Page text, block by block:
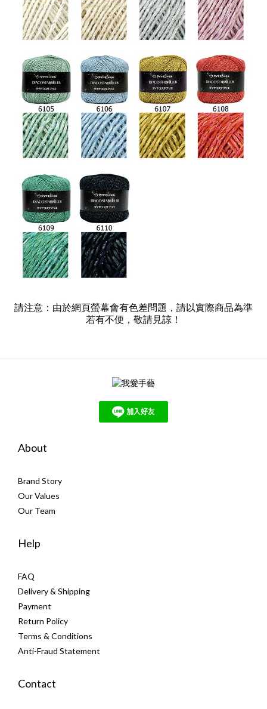
請注意：由於網頁螢幕會有色差問題，請以實際商品為準
若有不便，敬請見諒！
About
Brand Story
Our Values
Our Team
Help
FAQ
Delivery & Shipping
Payment
Return Policy
Terms & Conditions
Anti-Fraud Statement
Contact